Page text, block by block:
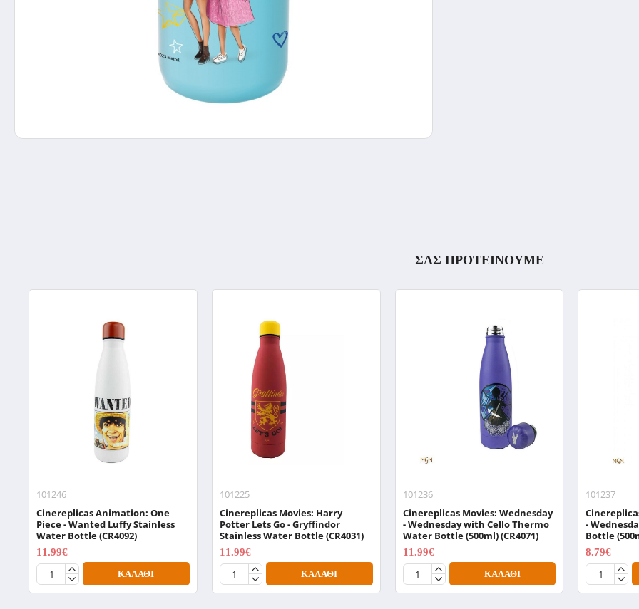
ΣΑΣ ΠΡΟΤΕΙΝΟΥΜΕ
101246
Cinereplicas Animation: One
Piece - Wanted Luffy Stainless
Water Bottle (CR4092)
11.99€
ΚΑΛΆΘΙ
101225
Cinereplicas Movies: Harry
Potter Lets Go - Gryffindor
Stainless Water Bottle (CR4031)
11.99€
ΚΑΛΆΘΙ
101236
Cinereplicas Movies: Wednesday
- Wednesday with Cello Thermo
Water Bottle (500ml) (CR4071)
11.99€
ΚΑΛΆΘΙ
101237
-
Bottle
8.79€